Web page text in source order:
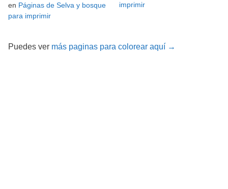
en Páginas de Selva y bosque
para imprimir
imprimir
Puedes ver más paginas para colorear aquí →